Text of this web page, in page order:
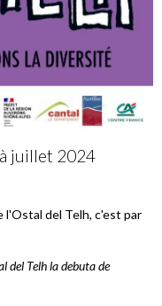
juillet 2024
del Telh, c'est par
del Telh la debuta de